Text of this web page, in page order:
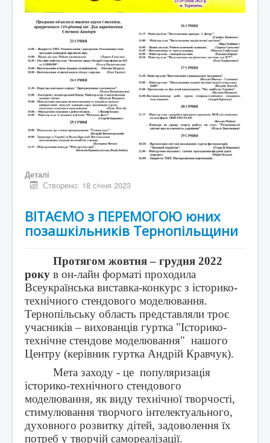
Деталі
Створено: 18 січня 2023
ВІТАЄМО з ПЕРЕМОГОЮ юних
позашкільників Тернопільщини
Протягом жовтня – грудня 2022
року в он-лайн форматі проходила
Всеукраїнська виставка-конкурс з історико-
технічного стендового моделювання.
Тернопільську область представляли троє
учасників – вихованців гуртка "Історико-
технічне стендове моделювання" нашого
Центру (керівник гуртка Андрій Кравчук).
Мета заходу - це популяризація
історико-технічного стендового
моделювання, як виду технічної творчості,
стимулювання творчого інтелектуального,
духовного розвитку дітей, задоволення їх
потреб у творчій самореалізації.